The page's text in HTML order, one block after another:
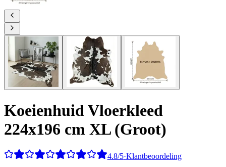
Koeienhuid Vloerkleed
224x196 cm XL (Groot)
4.8/5·Klantbeoordeling